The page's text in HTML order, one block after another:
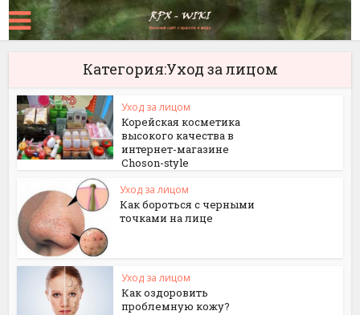
Категория:Уход за лицом
Уход за лицом
Корейская косметика
высокого качества в
интернет-магазине
Сhoson-style
Уход за лицом
Как бороться с черными
точками на лице
Уход за лицом
Как оздоровить
проблемную кожу?